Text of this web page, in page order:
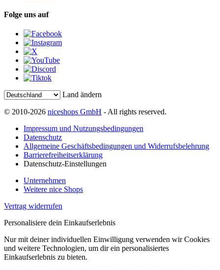
Folge uns auf
Land ändern
© 2010-2026 niceshops GmbH - All rights reserved.
Impressum und Nutzungsbedingungen
Datenschutz
Allgemeine Geschäftsbedingungen und Widerrufsbelehrung
Barrierefreiheitserklärung
Datenschutz-Einstellungen
Unternehmen
Weitere nice Shops
Vertrag widerrufen
Personalisiere dein Einkaufserlebnis
Nur mit deiner individuellen Einwilligung verwenden wir Cookies
und weitere Technologien, um dir ein personalisiertes
Einkaufserlebnis zu bieten.